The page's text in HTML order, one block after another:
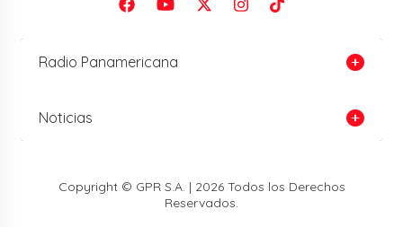
Radio Panamericana
Noticias
Copyright © GPR S.A. | 2026 Todos los Derechos
Reservados.